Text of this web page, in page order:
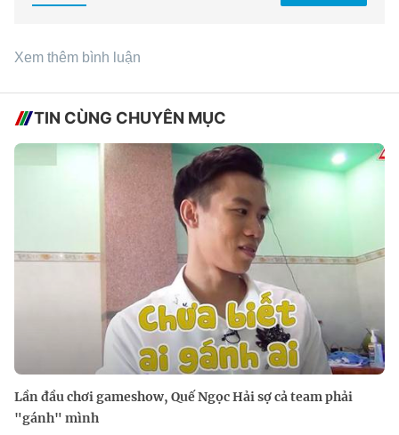
Xem thêm bình luận
TIN CÙNG CHUYÊN MỤC
Lần đầu chơi gameshow, Quế Ngọc Hải sợ cả team phải
"gánh" mình